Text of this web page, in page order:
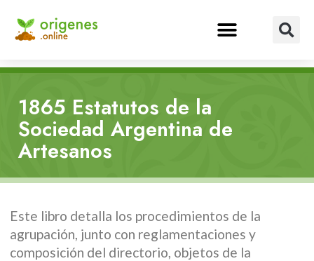
1865 Estatutos de la
Sociedad Argentina de
Artesanos
Este libro detalla los procedimientos de la
agrupación, junto con reglamentaciones y
composición del directorio, objetos de la